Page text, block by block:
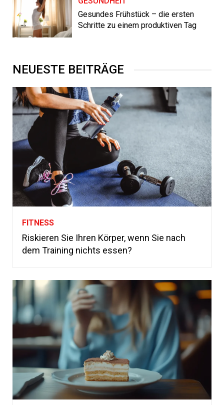
Gesundes Frühstück – die ersten
Schritte zu einem produktiven Tag
NEUESTE BEITRÄGE
FITNESS
Riskieren Sie Ihren Körper, wenn Sie nach
dem Training nichts essen?